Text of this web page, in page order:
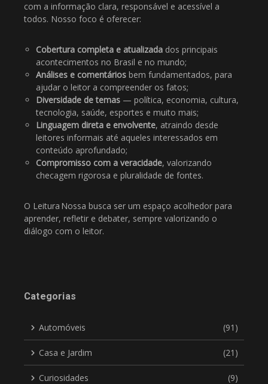
com a informação clara, responsável e acessível a
todos. Nosso foco é oferecer:
Cobertura completa e atualizada dos principais
acontecimentos no Brasil e no mundo;
Análises e comentários bem fundamentados, para
ajudar o leitor a compreender os fatos;
Diversidade de temas — política, economia, cultura,
tecnologia, saúde, esportes e muito mais;
Linguagem direta e envolvente, atraindo desde
leitores informais até aqueles interessados em
conteúdo aprofundado;
Compromisso com a veracidade, valorizando
checagem rigorosa e pluralidade de fontes.
O Leitura Nossa busca ser um espaço acolhedor para
aprender, refletir e debater, sempre valorizando o
diálogo com o leitor.
Categorias
Automóveis (91)
Casa e Jardim (21)
Curiosidades (9)